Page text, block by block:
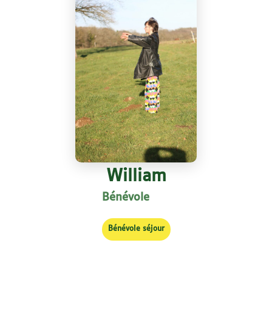
William
Bénévole
Bénévole séjour